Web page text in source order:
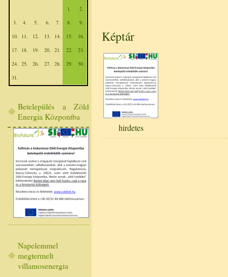
1.
2.
3.
4. 5. 6. 7. 8.
9.
10. 11. 12. 13. 14. 15.
16.
17. 18. 19. 20. 21. 22.
23.
24. 25. 26. 27. 28. 29.
30.
31.
Betelepülés a Zöld
Energia Központba
Napelemmel
megtermelt
villamosenergia
Képtár
hirdetes